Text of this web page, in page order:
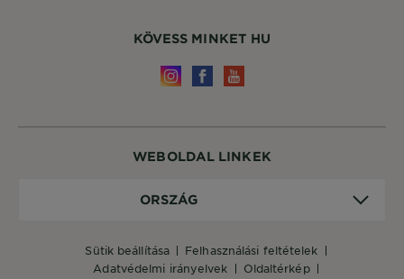
WEBOLDAL LINKEK
sütik beállítása
felhasználási feltételek
adatvédelmi irányelvek
oldaltérkép
ORSZÁG
KÖVESS MINKET HU